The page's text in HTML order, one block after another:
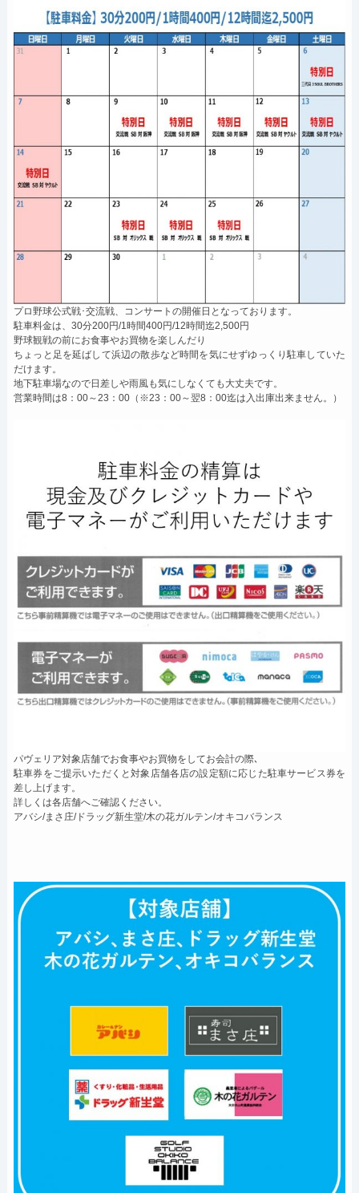
プロ野球公式戦･交流戦、コンサートの開催日となっております。
駐車料金は、30分200円/1時間400円/12時間迄2,500円
野球観戦の前にお食事やお買物を楽しんだり
ちょっと足を延ばして浜辺の散歩など時間を気にせずゆっくり駐車していた
だけます。
地下駐車場なので日差しや雨風も気にしなくても大丈夫です。
営業時間は8：00～23：00（※23：00～翌8：00迄は入出庫出来ません。）
パヴェリア対象店舗でお食事やお買物をしてお会計の際､
駐車券をご提示いただくと対象店舗各店の設定額に応じた駐車サービス券を
差し上げます。
詳しくは各店舗へご確認ください。
アバシ/まさ庄/ドラッグ新生堂/木の花ガルテン/オキコバランス